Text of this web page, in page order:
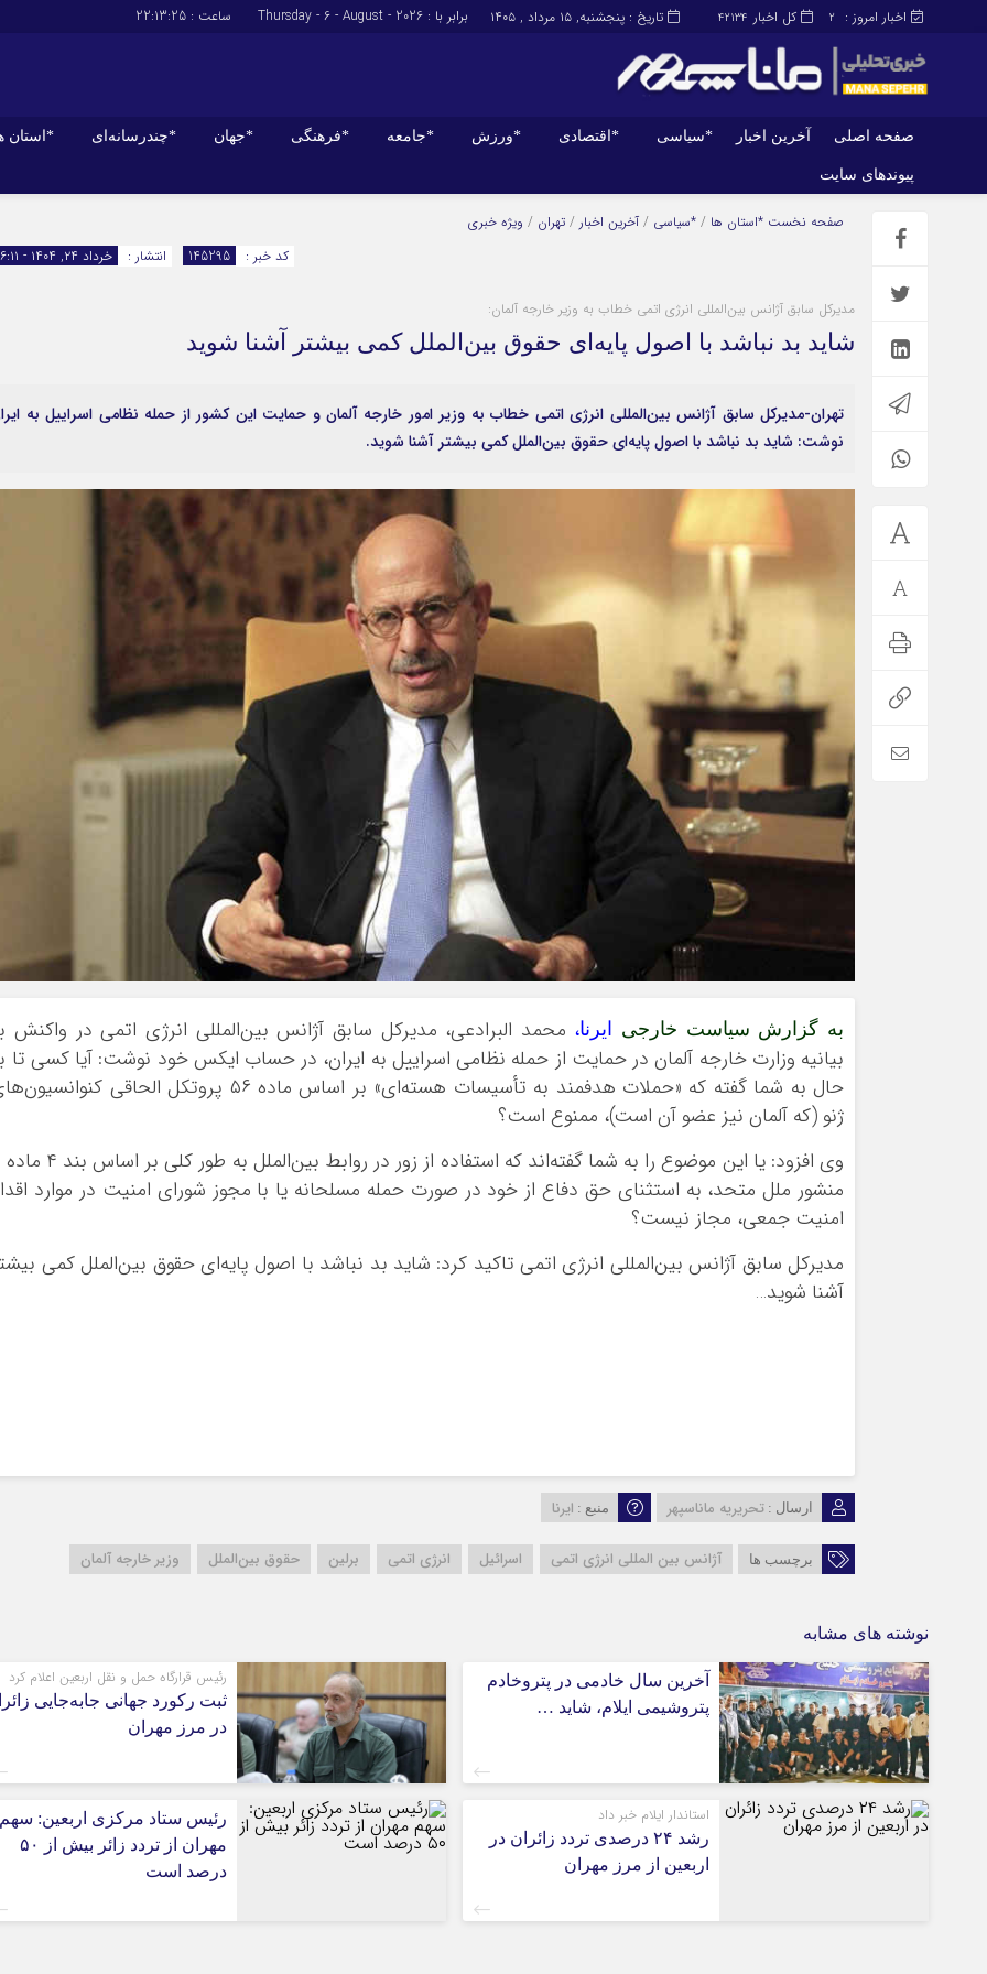
کل اخبار 42134 اخبار امروز : 2 تاریخ : پنجشنبه, ۱۵ مرداد , ۱۴۰۵ برابر با : Thursday - 6 - August - 2026 ساعت : 22:13:26
صفحه اصلی آخرین اخبار *سیاسی *اقتصادی *ورزش *جامعه *فرهنگی *جهان *چندرسانه‌ای *استان
پیوندهای سایت
صفحه اصلی آخرین اخبار
وزارت امور خارجه
بانک ها
ارتباطات و
*فرهنگی
بین الملل
آسیای غربی
آمریکا و اروپا
فیلم
گالری
اینفوگرافی
عکس
صوت و فیلم
البرز
بوشهر
تهران
چهار محال و
خراسان رضوی
خراسان شمالی
زنجان
مازندران
مرکزی
صفحه نخست *استان ها / *سیاسی / آخرین اخبار / تهران / ویژه خبری
انتشار :
خرداد ۲۴, ۱۴۰۴ - ۱۶:۱۱ کد خبر : 145295
مدیرکل سابق آژانس بین‌المللی انرژی اتمی خطاب به وزیر خارجه آلمان:
شاید بد نباشد با اصول پایه‌ای حقوق بین‌الملل کمی بیشتر آشنا شوید
تهران-مدیرکل سابق آژانس بین‌المللی انرژی اتمی خطاب به وزیر امور خارجه آلمان و حمایت این کشور از حمله نظامی اسراییل به
نوشت: شاید بد نباشد با اصول پایه‌ای حقوق بین‌الملل کمی بیشتر آشنا شوید.
به گزارش سیاست خارجی ایرنا، محمد البرادعی، مدیرکل سابق آژانس بین‌المللی انرژی اتمی در واکنش
بیانیه وزارت خارجه آلمان در حمایت از حمله نظامی اسراییل به ایران، در حساب ایکس خود نوشت: آیا کسی تا
حال به شما گفته که «حملات هدفمند به تأسیسات هسته‌ای» بر اساس ماده ۵۶ پروتکل الحاقی
ژنو (که آلمان نیز عضو آن است)، ممنوع است؟
منشور ملل متحد، به استثنای حق دفاع از خود در صورت حمله مسلحانه یا با مجوز شورای امنیت در موارد
امنیت جمعی، مجاز نیست؟
مدیرکل سابق آژانس بین‌المللی انرژی اتمی تاکید کرد: شاید بد نباشد با اصول پایه‌ای حقوق بین‌الملل کمی
آشنا شوید…
ارسال : تحریریه ماناسپهر منبع : ایرنا
برچسب ها آژانس بین المللی انرژی اتمی اسرائیل انرژی اتمی برلین حقوق بین‌الملل وزیر خارجه آلمان
نوشته های مشابه
آخرین سال خادمی در پتروخادم
پتروشیمی ایلام، شاید …
رئیس قرارگاه حمل و نقل اربعین اعلام کرد
ثبت رکورد جهانی جابه‌جایی
در مرز مهران
استاندار ایلام خبر داد
رشد ۲۴ درصدی تردد زائران در
اربعین از مرز مهران
رئیس ستاد مرکزی اربعین: سهم
مهران از تردد زائر بیش از ۵۰
درصد است